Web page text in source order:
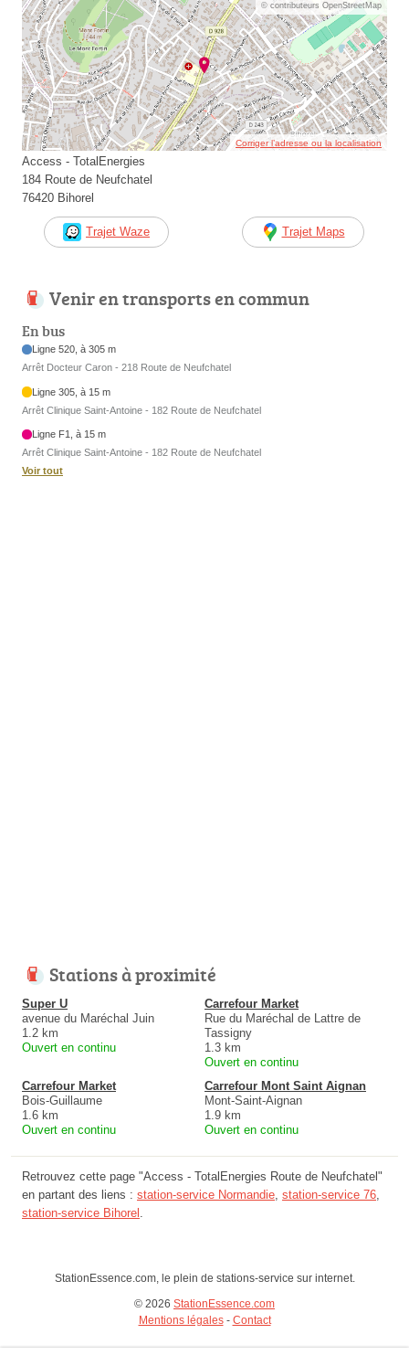
© contributeurs OpenStreetMap
Corriger l’adresse ou la localisation
Access - TotalEnergies
184 Route de Neufchatel
76420 Bihorel
Trajet Waze Trajet Maps
Venir en transports en commun
En bus
Ligne 520, à 305 m
Arrêt Docteur Caron - 218 Route de Neufchatel
Ligne 305, à 15 m
Arrêt Clinique Saint-Antoine - 182 Route de Neufchatel
Ligne F1, à 15 m
Arrêt Clinique Saint-Antoine - 182 Route de Neufchatel
Voir tout
Stations à proximité
Super U
avenue du Maréchal Juin
1.2 km
Ouvert en continu
Carrefour Market
Rue du Maréchal de Lattre de
Tassigny
1.3 km
Ouvert en continu
Carrefour Market
Bois-Guillaume
1.6 km
Ouvert en continu
Carrefour Mont Saint Aignan
Mont-Saint-Aignan
1.9 km
Ouvert en continu
Retrouvez cette page "Access - TotalEnergies Route de Neufchatel"
en partant des liens : station-service Normandie, station-service 76,
station-service Bihorel .
StationEssence.com, le plein de stations-service sur internet.
© 2026 StationEssence.com
Mentions légales- Contact